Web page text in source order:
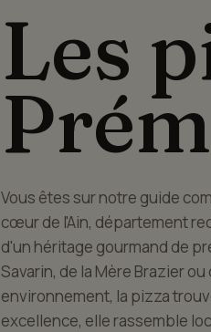
Les
Vous êtes sur notre guide
cœur de l'Ain, département
d'un héritage gourmand de
Savarin, de la Mère Brazier
environnement, la pizza
excellence, elle rassemble